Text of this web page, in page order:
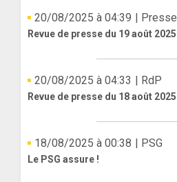
20/08/2025 à 04:39 | Presse
Revue de presse du 19 août 2025
20/08/2025 à 04:33 | RdP
Revue de presse du 18 août 2025
18/08/2025 à 00:38 | PSG
Le PSG assure !